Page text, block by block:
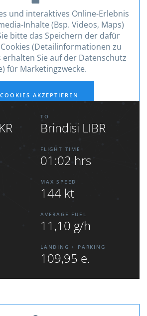
und interaktives Online-Erlebnis
Inhalte (Bsp. Videos, Maps)
bitte das Speichern der dafür
(Detailinformationen zu
erhalten Sie auf der Datenschutz
für Marketingzwecke.
AKZEPTIEREN
TO
Brindisi LIBR
FLIGHT TIME
01:02 hrs
MAX SPEED
144 kt
AVERAGE FUEL
11,10 g/h
LANDING + PARKING
109,95 e.